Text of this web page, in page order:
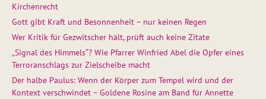
Kirchenrecht
Gott gibt Kraft und Besonnenheit – nur keinen Regen
Wer Kritik für Gezwitscher hält, prüft auch keine Zitate
„Signal des Himmels“? Wie Pfarrer Winfried Abel die Opfer eines
Terroranschlags zur Zielscheibe macht
Der halbe Paulus: Wenn der Körper zum Tempel wird und der
Kontext verschwindet – Goldene Rosine am Band für Annette